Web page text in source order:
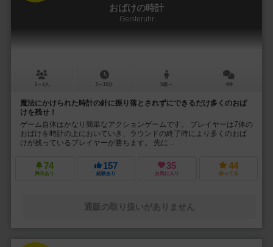
おばけの時計
Geisteruhr
2～4人 5～15分 5歳～ 4件
魔法にかけられた時計の針に振り落とされずにできるだけ多くのおば
けを残せ！
ゲーム自体はかなり簡単なアクションゲームです。 プレイヤーは7体の
おばけを時計の上においていき、ラウンドの終了時により多くのおば
けが残っているプレイヤーが勝ちます。 先に...
74
興味あり
157
経験あり
35
お気に入り
44
持ってる
通販の取り扱いがありません